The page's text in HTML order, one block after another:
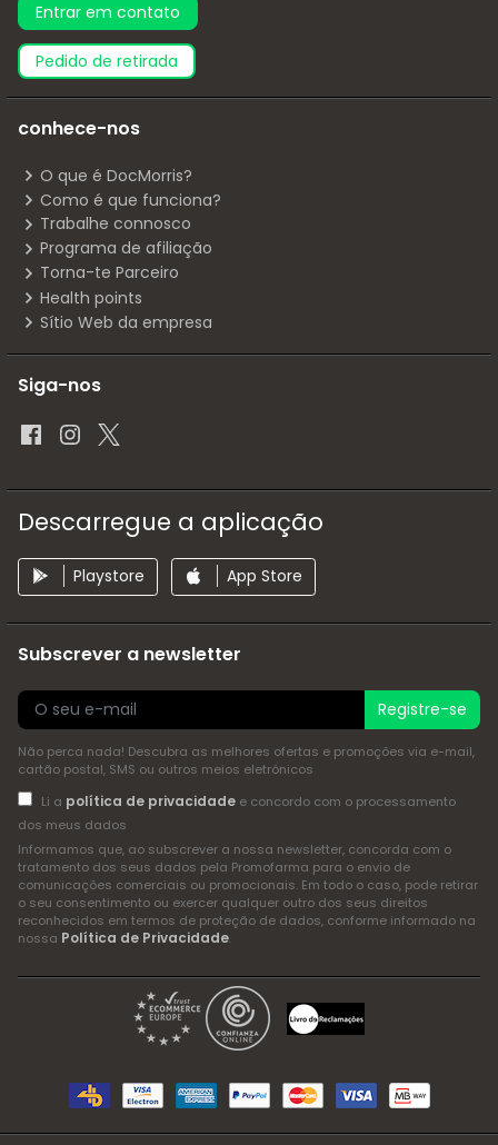
Entrar em contato
pedido de retirada
conhece-nos
O que é DocMorris?
Como é que funciona?
Trabalhe connosco
Programa de afiliação
Torna-te Parceiro
Health points
Sítio Web da empresa
Siga-nos
Descarregue a aplicação
Playstore App Store
Subscrever a newsletter
Registre-se
Não perca nada! Descubra as melhores ofertas e promoções via e-mail,
cartão postal, SMS ou outros meios eletrónicos
Li a política de privacidadee concordo com o processamento
dos meus dados
Informamos que, ao subscrever a nossa newsletter, concorda com o
tratamento dos seus dados pela Promofarma para o envio de
comunicações comerciais ou promocionais. Em todo o caso, pode retirar
o seu consentimento ou exercer qualquer outro dos seus direitos
reconhecidos em termos de proteção de dados, conforme informado na
nossa Política de Privacidade.